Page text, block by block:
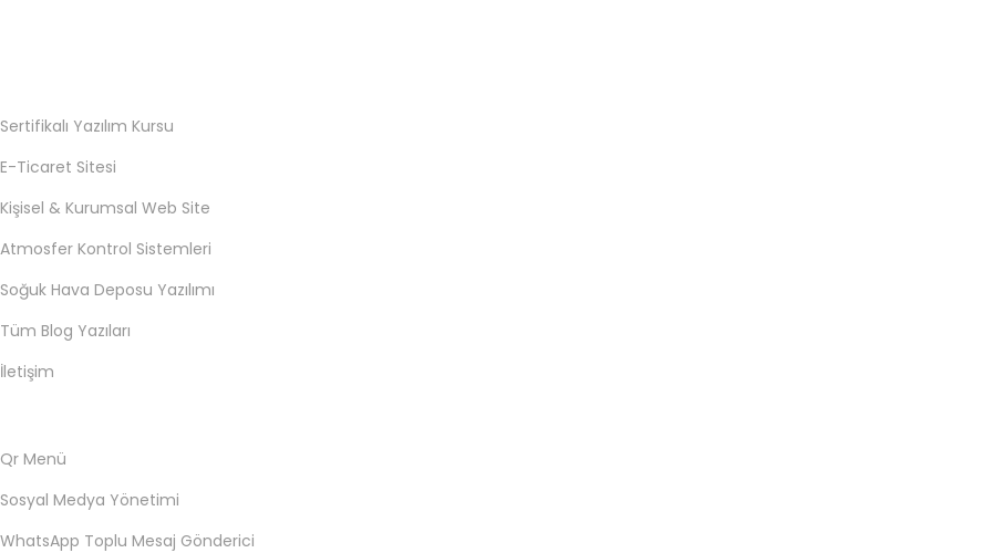
Sertifikalı Yazılım Kursu
E-Ticaret Sitesi
Kişisel & Kurumsal Web Site
Atmosfer Kontrol Sistemleri
Soğuk Hava Deposu Yazılımı
Tüm Blog Yazıları
İletişim
Qr Menü
Sosyal Medya Yönetimi
WhatsApp Toplu Mesaj Gönderici